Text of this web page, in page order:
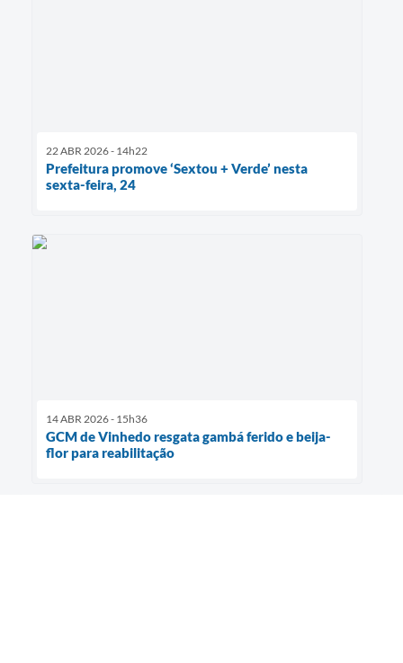
22 ABR 2026 - 14h22
Prefeitura promove ‘Sextou + Verde’ nesta
sexta-feira, 24
14 ABR 2026 - 15h36
GCM de Vinhedo resgata gambá ferido e beija-
flor para reabilitação